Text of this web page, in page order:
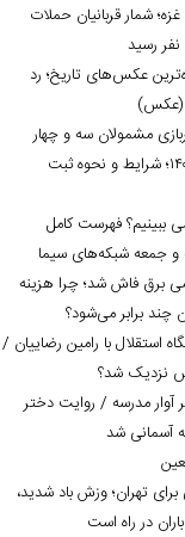
شمار قربانیان حملات
عکس‌های تاریخ؛ رد
(عکس)
مشمولان سه و چهار
فرزندی تا پایان ۱۴۰۷؛ شرایط و نحوه ثبت
ببینیم؟ فهرست کامل
و جمعه شبکه‌های سیما
برق فاش شد؛ چرا هزینه
چند برابر می‌شود؟
استقلال با رامین رضاییان /
نزدیک شد؟
آوار مدرسه / روایت دختر
آسمانی شد
تهران؛ وزش باد شدید،
در راه است